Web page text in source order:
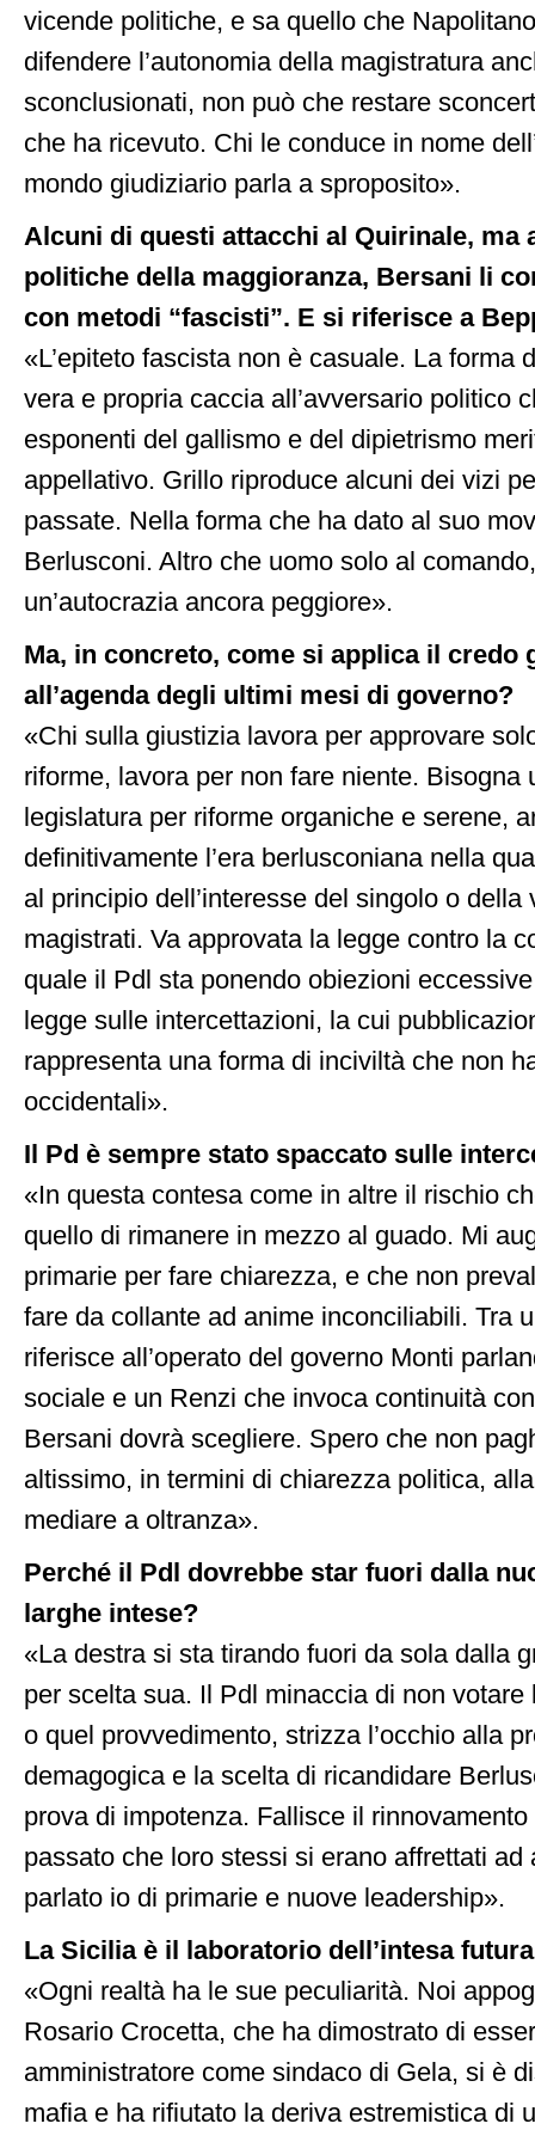
vicende politiche, e sa quello che
difendere l’autonomia della magistratura
sconclusionati, non può che restare
che ha ricevuto. Chi le conduce in nome
mondo giudiziario parla a sproposito».
Alcuni di questi attacchi al Quirinale, ma
politiche della maggioranza, Bersani li
con metodi “fascisti”. E si riferisce a
«L’epiteto fascista non è casuale. La forma
vera e propria caccia all’avversario politico
esponenti del gallismo e del dipietrismo
appellativo. Grillo riproduce alcuni dei vizi
passate. Nella forma che ha dato al suo
Berlusconi. Altro che uomo solo al
un’autocrazia ancora peggiore».
Ma, in concreto, come si applica il credo
all’agenda degli ultimi mesi di governo?
«Chi sulla giustizia lavora per approvare
riforme, lavora per non fare niente. Bisogna
legislatura per riforme organiche e serene,
definitivamente l’era berlusconiana nella
al principio dell’interesse del singolo o della
magistrati. Va approvata la legge contro la
quale il Pdl sta ponendo obiezioni
legge sulle intercettazioni, la cui
rappresenta una forma di inciviltà che non
occidentali».
Il Pd è sempre stato spaccato sulle
«In questa contesa come in altre il rischio
quello di rimanere in mezzo al guado. Mi
primarie per fare chiarezza, e che non
fare da collante ad anime inconciliabili. Tra
riferisce all’operato del governo Monti
sociale e un Renzi che invoca continuità
Bersani dovrà scegliere. Spero che non
altissimo, in termini di chiarezza politica,
mediare a oltranza».
Perché il Pdl dovrebbe star fuori dalla
larghe intese?
«La destra si sta tirando fuori da sola dalla
per scelta sua. Il Pdl minaccia di non votare
o quel provvedimento, strizza l’occhio alla
demagogica e la scelta di ricandidare
prova di impotenza. Fallisce il
passato che loro stessi si erano affrettati ad
parlato io di primarie e nuove leadership».
La Sicilia è il laboratorio dell’intesa
«Ogni realtà ha le sue peculiarità. Noi
Rosario Crocetta, che ha dimostrato di
amministratore come sindaco di Gela, si è
mafia e ha rifiutato la deriva estremistica di